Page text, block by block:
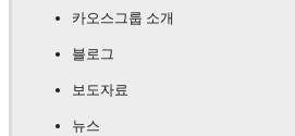
카오스그룹 소개
블로그
보도자료
뉴스